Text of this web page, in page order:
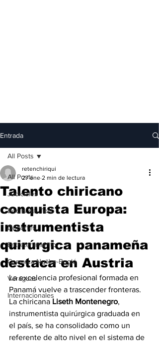
Entrada
All Posts
Judiciales
Bocas del Toro
Deportes
Entretenimiento
Comarca Ngäbe-Buglé
Veraguas
Internacionales
All Posts
Talento chiricano
conquista Europa:
instrumentista
quirúrgica panameña
destaca en Austria
retenchiriqui
27 ene 2 min de lectura
La excelencia profesional formada en
Panamá vuelve a trascender fronteras.
La chiricana Liseth Montenegro,
instrumentista quirúrgica graduada en
el país, se ha consolidado como un
referente de alto nivel en el sistema de